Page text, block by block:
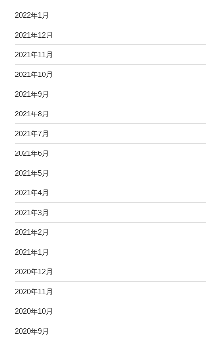
2022年1月
2021年12月
2021年11月
2021年10月
2021年9月
2021年8月
2021年7月
2021年6月
2021年5月
2021年4月
2021年3月
2021年2月
2021年1月
2020年12月
2020年11月
2020年10月
2020年9月